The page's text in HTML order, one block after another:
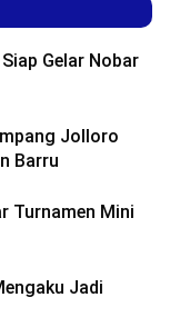
Gelar Nobar
Jolloro
Barru
Turnamen Mini
Jadi